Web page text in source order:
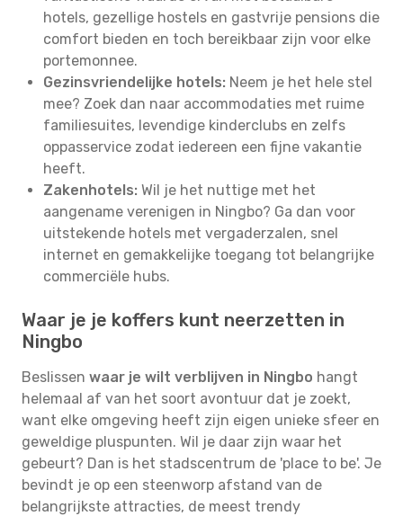
hotels, gezellige hostels en gastvrije pensions die
comfort bieden en toch bereikbaar zijn voor elke
portemonnee.
Gezinsvriendelijke hotels: Neem je het hele stel
mee? Zoek dan naar accommodaties met ruime
familiesuites, levendige kinderclubs en zelfs
oppasservice zodat iedereen een fijne vakantie
heeft.
Zakenhotels: Wil je het nuttige met het
aangename verenigen in Ningbo? Ga dan voor
uitstekende hotels met vergaderzalen, snel
internet en gemakkelijke toegang tot belangrijke
commerciële hubs.
Waar je je koffers kunt neerzetten in
Ningbo
Beslissen waar je wilt verblijven in Ningbo hangt
helemaal af van het soort avontuur dat je zoekt,
want elke omgeving heeft zijn eigen unieke sfeer en
geweldige pluspunten. Wil je daar zijn waar het
gebeurt? Dan is het stadscentrum de 'place to be'. Je
bevindt je op een steenworp afstand van de
belangrijkste attracties, de meest trendy